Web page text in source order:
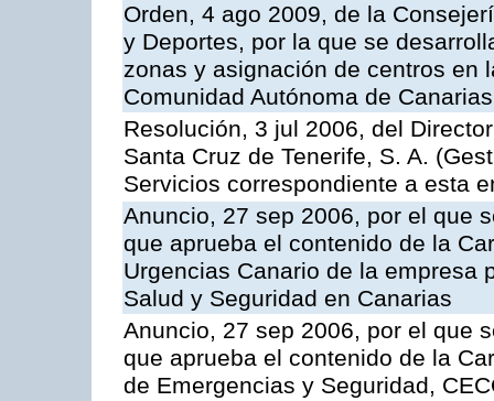
Orden, 4 ago 2009, de la
y Deportes, por la que se
zonas y asignación de centros en
Comunidad Autónoma de Canarias
Resolución, 3 jul 2006, del
Santa Cruz de Tenerife, S. A.
Servicios correspondiente a esta
Anuncio, 27 sep 2006, por el que
que aprueba el contenido de la
Urgencias Canario de la empresa
Salud y Seguridad en Canarias
Anuncio, 27 sep 2006, por el que
que aprueba el contenido de la
de Emergencias y Seguridad,